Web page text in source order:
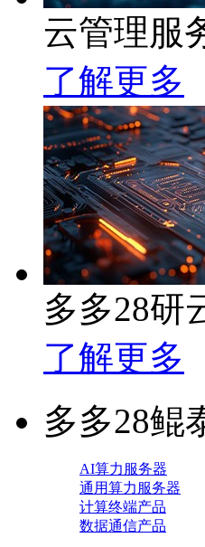
云管理服
了解更多
多多28研
了解更多
多多28鲲
AI算力服务器
通用算力服务器
计算终端产品
数据通信产品